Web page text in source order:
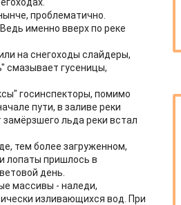
проблематично.
именно вверх по реке
на снегоходы слайдеры,
смазывает гусеницы,
госинспекторы, помимо
пути, в заливе реки
льда реки встал
тем более загруженном,
лопаты пришлось в
день.
массивы - наледи,
изливающихся вод. При